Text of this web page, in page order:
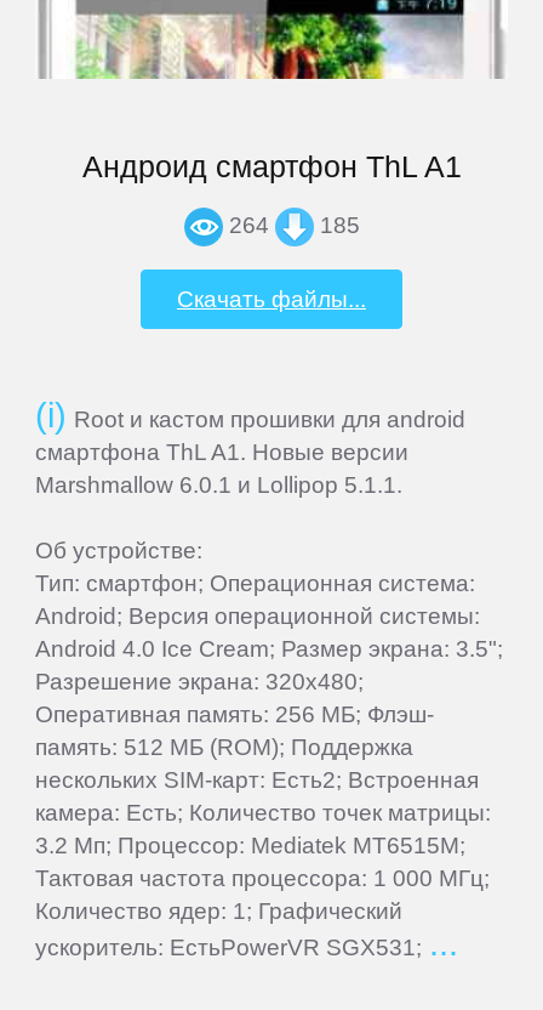
Андроид смартфон ThL A1
264 185
Скачать файлы...
Root и кастом прошивки для android
смартфона ThL A1. Новые версии
Marshmallow 6.0.1 и Lollipop 5.1.1.
Об устройстве:
Тип: смартфон; Операционная система:
Android; Версия операционной системы:
Android 4.0 Ice Cream; Размер экрана: 3.5";
Разрешение экрана: 320x480;
Оперативная память: 256 МБ; Флэш-
память: 512 МБ (ROM); Поддержка
нескольких SIM-карт: Есть2; Встроенная
камера: Есть; Количество точек матрицы:
3.2 Мп; Процессор: Mediatek MT6515M;
Тактовая частота процессора: 1 000 МГц;
Количество ядер: 1; Графический
ускоритель: ЕстьPowerVR SGX531;
Prology
Ross
and
Moor
Samsung
SeeMax
SHIRU
Sony
Starway